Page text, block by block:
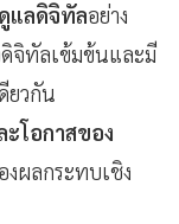
แลดิจิทัลอย่าง
จิทัลเข้มข้นและมี
วกัน
โอกาสของ
งผลกระทบเชิง